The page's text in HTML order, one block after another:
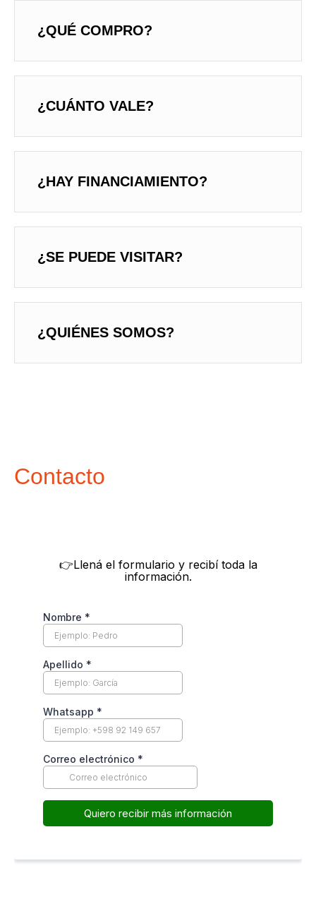
¿QUÉ COMPRO?
¿CUÁNTO VALE?
¿HAY FINANCIAMIENTO?
¿SE PUEDE VISITAR?
¿QUIÉNES SOMOS?
Contacto